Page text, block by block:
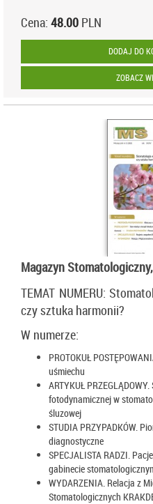
Cena: 48.00 PLN
DODAJ DO
ZOBACZ
Magazyn
TEMAT NUMERU:
czy sztuka harmonii?
W numerze:
PROTOKUŁ
uśmiechu
ARTYKUŁ
fotodynamicznej w
śluzowej
STUDIA PRZYPADKÓW.
diagnostyczne
SPECJALISTA RADZI.
gabinecie
WYDARZENIA. Relacja z
Stomatologicznych